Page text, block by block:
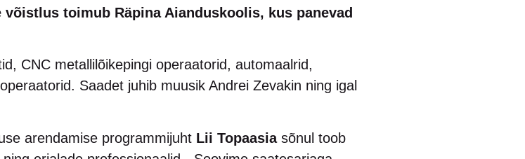
toimub Räpina Aianduskoolis, kus panevad
CNC metallilõikepingi operaatorid, automaalrid,
Saadet juhib muusik Andrei Zevakin ning igal
arendamise programmijuht Lii Topaasiasõnul toob